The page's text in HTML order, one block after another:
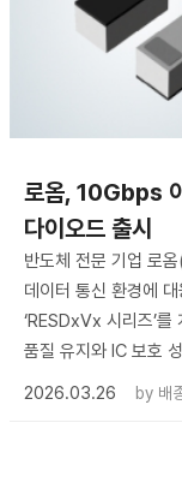
로옴, 10Gbps
다이오드 출시
반도체 전문 기업 로
데이터 통신 환경에
‘RESDxVx 시리즈’
품질 유지와 IC 보호
2026.03.26
by 배